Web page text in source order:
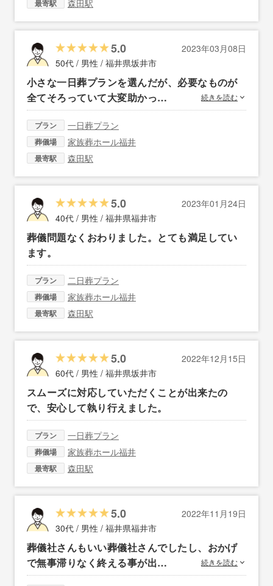
最寄駅 森田駅
5.0
2023年03月08日
50代 / 男性 / 福井県坂井市
小さな一日葬プランを選んだが、必要なものが
全てそろっていて大変助かっ…
続きを読む
プラン 一日葬プラン
葬儀場 家族葬ホール福井
最寄駅 森田駅
5.0
2023年01月24日
40代 / 男性 / 福井県福井市
葬儀問題なくおわりました。とても満足してい
ます。
プラン 二日葬プラン
葬儀場 家族葬ホール福井
最寄駅 森田駅
5.0
2022年12月15日
60代 / 男性 / 福井県坂井市
スムーズに対応していただくことが出来たの
で、安心して執り行えました。
プラン 一日葬プラン
葬儀場 家族葬ホール福井
最寄駅 森田駅
5.0
2022年11月19日
30代 / 男性 / 福井県福井市
葬儀社さんもいい葬儀社さんでしたし、おかげ
で無事滞りなく終える事が出…
続きを読む